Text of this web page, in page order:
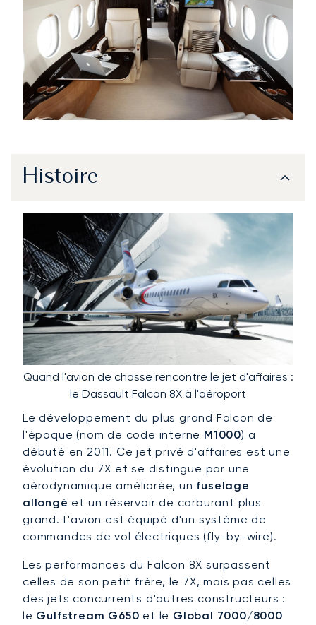
Histoire
Quand l'avion de chasse rencontre le jet d'affaires :
le Dassault Falcon 8X à l'aéroport
Le développement du plus grand Falcon de
l'époque (nom de code interne M1000) a
débuté en 2011. Ce jet privé d'affaires est une
évolution du 7X et se distingue par une
aérodynamique améliorée, un fuselage
allongé et un réservoir de carburant plus
grand. L'avion est équipé d'un système de
commandes de vol électriques (fly-by-wire).
Les performances du Falcon 8X surpassent
celles de son petit frère, le 7X, mais pas celles
des jets concurrents d'autres constructeurs :
le Gulfstream G650 et le Global 7000/8000